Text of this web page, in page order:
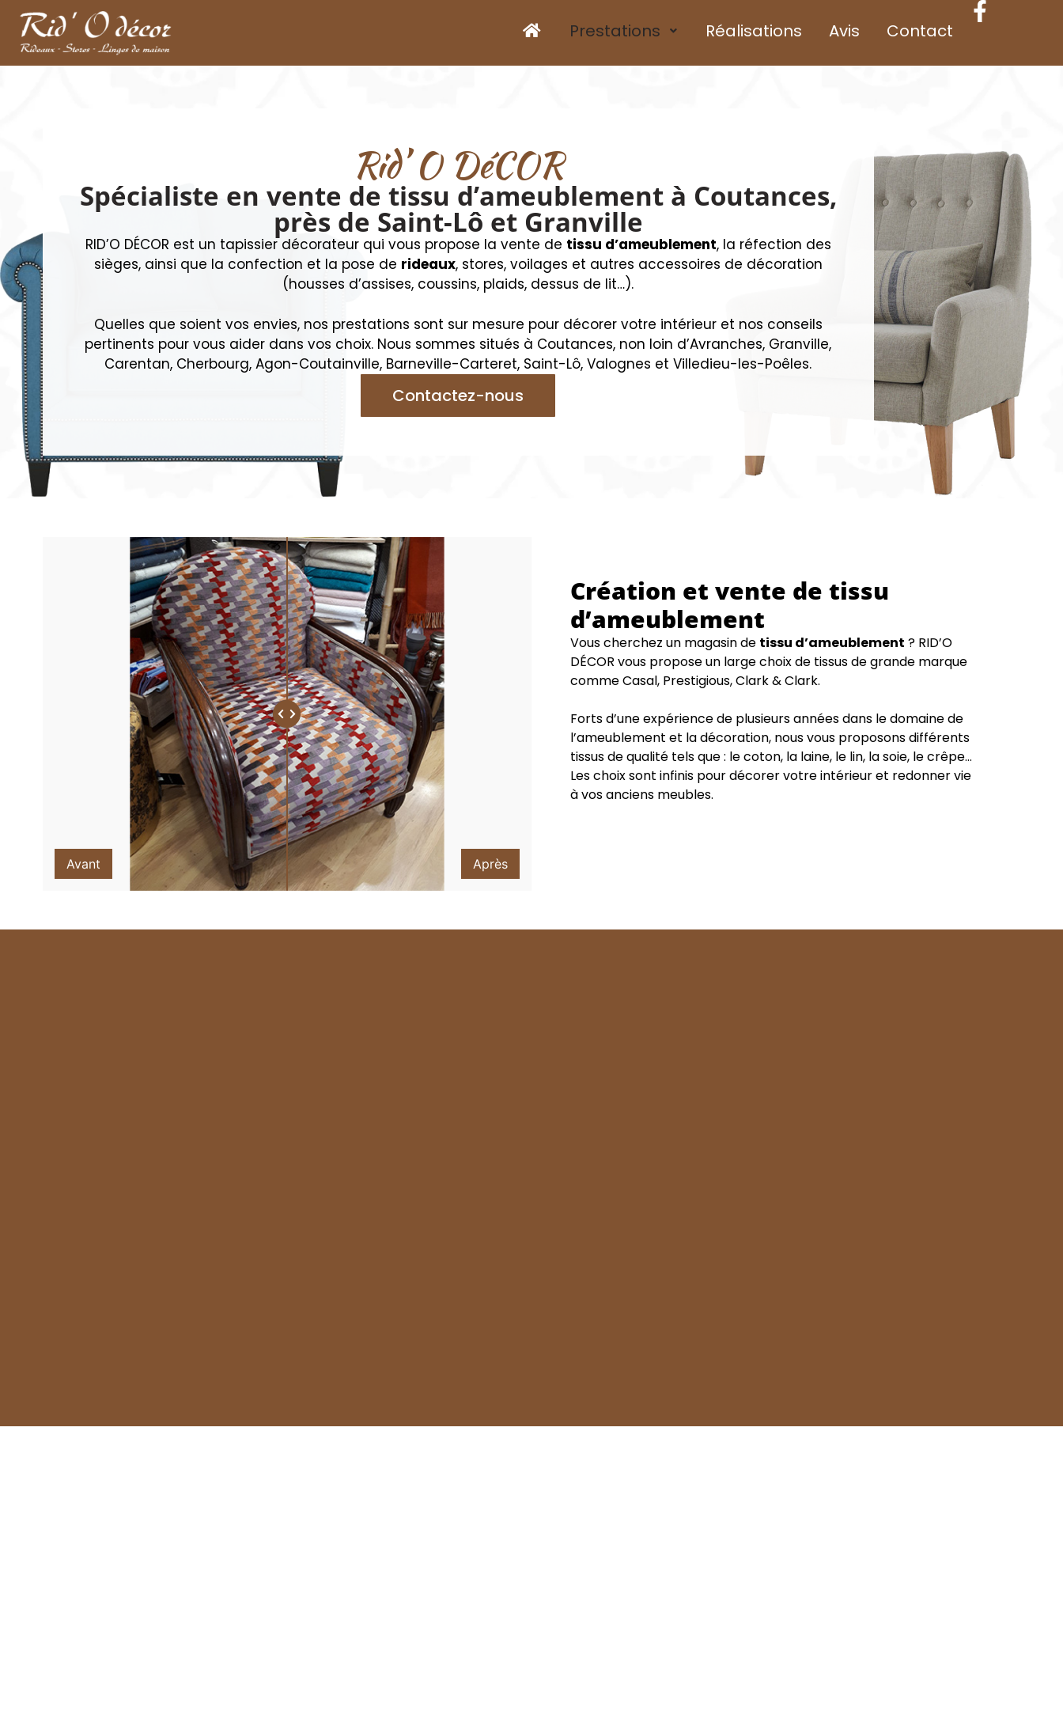
Prestations Réalisations Avis Contact
Rid’ O DéCOR
Spécialiste en vente de tissu d’ameublement à Coutances,
près de Saint-Lô et Granville
RID’O DÉCOR est un tapissier décorateur qui vous propose la vente de tissu d’ameublement, la réfection des
sièges, ainsi que la confection et la pose de rideaux, stores, voilages et autres accessoires de décoration
(housses d’assises, coussins, plaids, dessus de lit…).
Quelles que soient vos envies, nos prestations sont sur mesure pour décorer votre intérieur et nos conseils
pertinents pour vous aider dans vos choix. Nous sommes situés à Coutances, non loin d’Avranches, Granville,
Carentan, Cherbourg, Agon-Coutainville, Barneville-Carteret, Saint-Lô, Valognes et Villedieu-les-Poêles.
Contactez-nous
Avant Après
Création et vente de tissu
d’ameublement
Vous cherchez un magasin de tissu d’ameublement ? RID’O
DÉCOR vous propose un large choix de tissus de grande marque
comme Casal, Prestigious, Clark & Clark.
Forts d’une expérience de plusieurs années dans le domaine de
l’ameublement et la décoration, nous vous proposons différents
tissus de qualité tels que : le coton, la laine, le lin, la soie, le crêpe…
Les choix sont infinis pour décorer votre intérieur et redonner vie
à vos anciens meubles.